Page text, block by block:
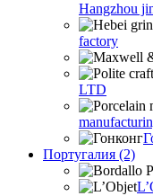
Hangzhou
factory
LTD
Португалия (2)